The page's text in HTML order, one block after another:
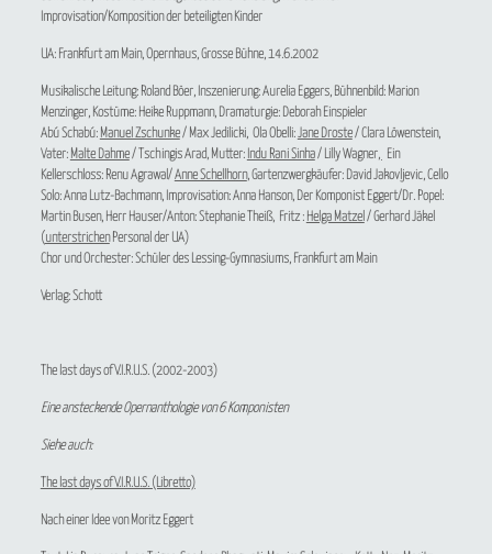
Improvisation/Komposition der beteiligten Kinder
UA: Frankfurt am Main, Opernhaus, Grosse Bühne, 14.6.2002
Musikalische Leitung: Roland Böer, Inszenierung: Aurelia Eggers, Bühnenbild: Marion
Menzinger, Kostüme: Heike Ruppmann, Dramaturgie: Deborah Einspieler
Abú Schabú: Manuel Zschunke/ Max Jedilicki, Ola Obelli:Jane Droste/ Clara Löwenstein,
Vater: Malte Dahme/ Tschingis Arad, Mutter: Indu Rani Sinha/ Lilly Wagner, Ein
Kellerschloss: Renu Agrawal/Anne Schellhorn, Gartenzwergkäufer: David Jakovljevic, Cello
Solo: Anna Lutz-Bachmann, Improvisation: Anna Hanson, Der Komponist Eggert/Dr. Popel:
Martin Busen, Herr Hauser/Anton: Stephanie Theiß, Fritz : Helga Matzel / Gerhard Jäkel
(unterstrichenPersonal der UA)
Chor und Orchester: Schüler des Lessing-Gymnasiums, Frankfurt am Main
Verlag: Schott
The last days of V.I.R.U.S.(2002-2003)
Eine ansteckende Opernanthologie von 6 Komponisten
Siehe auch:
The last days of V.I.R.U.S. (Libretto)
Nach einer Idee von Moritz Eggert